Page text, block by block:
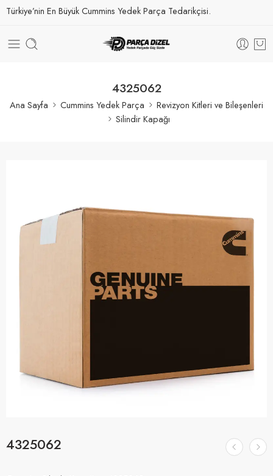
Türkiye’nin En Büyük Cummins Yedek Parça Tedarikçisi.
4325062
Ana Sayfa Cummins Yedek Parça
Revizyon Kitleri ve Bileşenleri
Silindir Kapağı
4325062